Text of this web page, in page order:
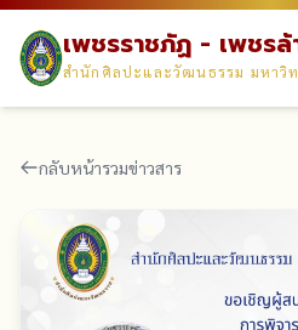
เพชรราชภัฏ - เพชรล้
สำนักศิลปะและวัฒนธรรม มหาวิ
กลับหน้ารวมข่าวสาร